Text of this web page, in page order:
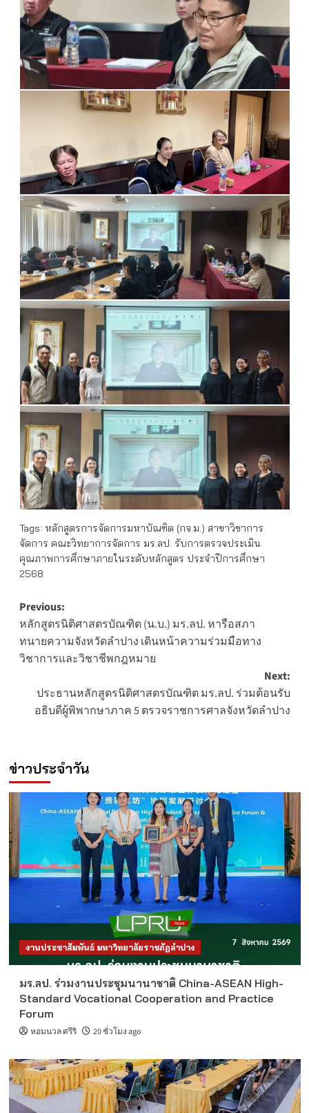
Tags: หลักสูตรการจัดการมหาบัณฑิต (กจ.ม.) สาขาวิชาการ
จัดการ คณะวิทยาการจัดการ มร.ลป. รับการตรวจประเมิน
คุณภาพการศึกษาภายในระดับหลักสูตร ประจำปีการศึกษา
2568
Post
navigation
Previous:
หลักสูตรนิติศาสตรบัณฑิต (น.บ.) มร.ลป. หารือสภา
ทนายความจังหวัดลำปาง เดินหน้าความร่วมมือทาง
วิชาการและวิชาชีพกฎหมาย
Next:
ประธานหลักสูตรนิติศาสตรบัณฑิต มร.ลป. ร่วมต้อนรับ
อธิบดีผู้พิพากษาภาค 5 ตรวจราชการศาลจังหวัดลำปาง
ข่าวประจำวัน
งานประชาสัมพันธ์ มหาวิทยาลัยราชภัฏลำปาง
มร.ลป. ร่วมงานประชุมนานาชาติ China-ASEAN High-
Standard Vocational Cooperation and Practice
Forum
หอมนวล ศรีริ 20 ชั่วโมง ago